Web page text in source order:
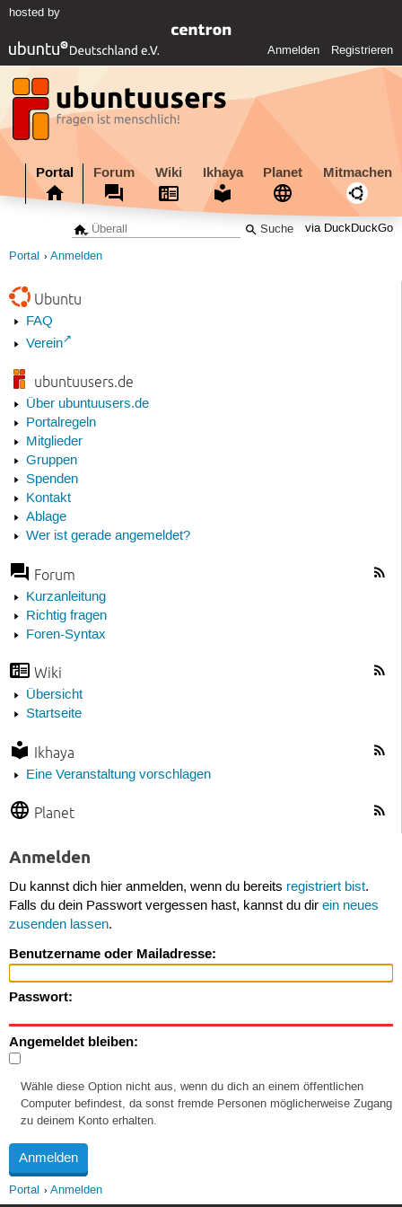
hosted by
Anmelden Registrieren
Portal Forum Wiki Ikhaya Planet Mitmachen
via DuckDuckGo
Portal Anmelden
Ubuntu
FAQ
Verein
ubuntuusers.de
Über ubuntuusers.de
Portalregeln
Mitglieder
Gruppen
Spenden
Kontakt
Ablage
Wer ist gerade angemeldet?
Forum
Kurzanleitung
Richtig fragen
Foren-Syntax
Wiki
Übersicht
Startseite
Ikhaya
Eine Veranstaltung vorschlagen
Planet
Anmelden
Du kannst dich hier anmelden, wenn du bereits registriert bist.
Falls du dein Passwort vergessen hast, kannst du dir ein neues
zusenden lassen.
Benutzername oder Mailadresse:
Passwort:
Angemeldet bleiben:
Wähle diese Option nicht aus, wenn du dich an einem öffentlichen
Computer befindest, da sonst fremde Personen möglicherweise Zugang
zu deinem Konto erhalten.
Portal Anmelden